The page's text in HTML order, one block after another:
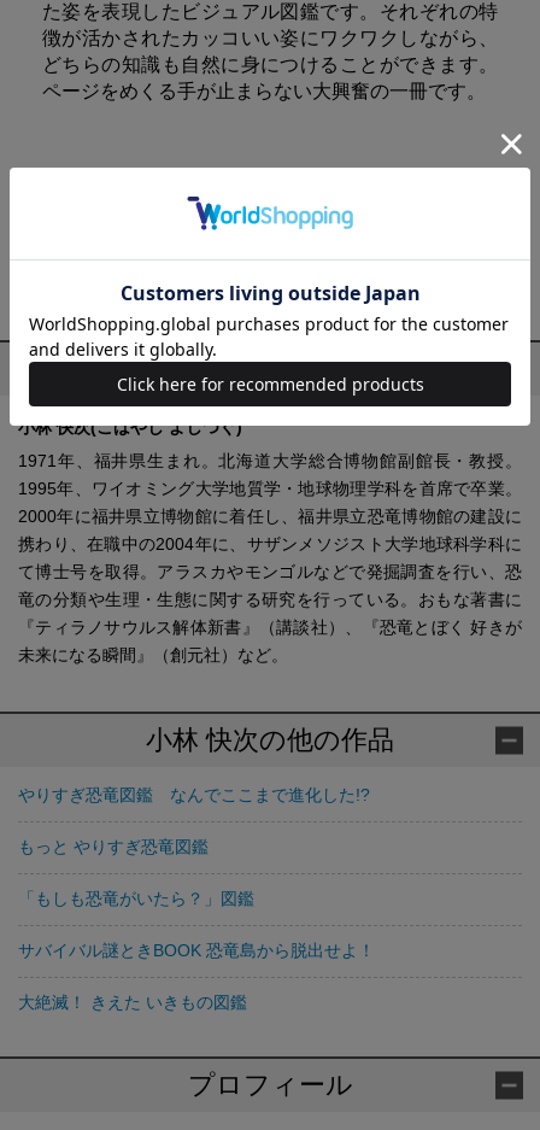
た姿を表現したビジュアル図鑑です。それぞれの特
徴が活かされたカッコいい姿にワクワクしながら、
どちらの知識も自然に身につけることができます。
ページをめくる手が止まらない大興奮の一冊です。
【あわせ買い時の配送について】
予約商品と他商品を同時にお求めの場合、最も発売日の遅い商品に合わ
ご注意ください。別々の配送をご希望の場合は、お手数をおかけします
が、それぞれ個別にお買い求めください。
プロフィール
小林 快次(こばやし よしつぐ)
1971年、福井県生まれ。北海道大学総合博物館副館長・教授。
1995年、ワイオミング大学地質学・地球物理学科を首席で卒業。
2000年に福井県立博物館に着任し、福井県立恐竜博物館の建設に
携わり、在職中の2004年に、サザンメソジスト大学地球科学科に
て博士号を取得。アラスカやモンゴルなどで発掘調査を行い、恐
竜の分類や生理・生態に関する研究を行っている。おもな著書に
『ティラノサウルス解体新書』（講談社）、『恐竜とぼく 好きが
未来になる瞬間』（創元社）など。
小林 快次の他の作品
やりすぎ恐竜図鑑 なんでここまで進化した!?
もっと やりすぎ恐竜図鑑
「もしも恐竜がいたら？」図鑑
サバイバル謎ときBOOK 恐竜島から脱出せよ！
大絶滅！ きえた いきもの図鑑
プロフィール